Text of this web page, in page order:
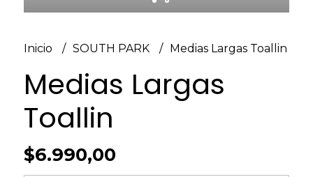
Inicio SOUTH PARK Medias Largas Toallin
Medias Largas
Toallin
$6.990,00